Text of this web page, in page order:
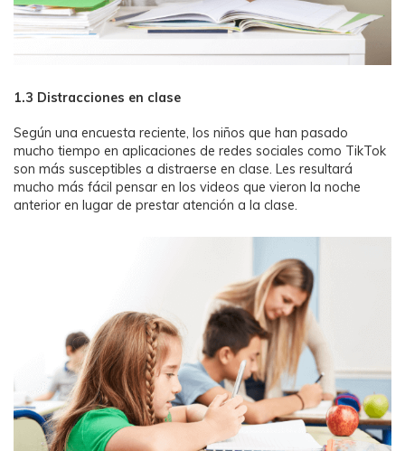
1.3 Distracciones en clase
Según una encuesta reciente, los niños que han pasado
mucho tiempo en aplicaciones de redes sociales como TikTok
son más susceptibles a distraerse en clase. Les resultará
mucho más fácil pensar en los videos que vieron la noche
anterior en lugar de prestar atención a la clase.